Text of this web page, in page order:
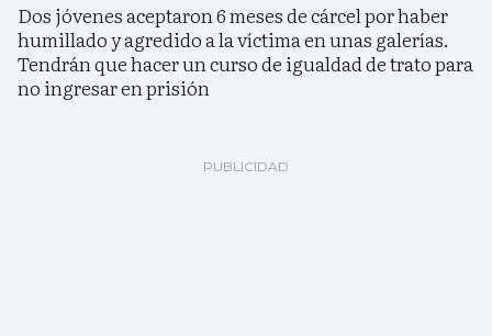
Dos jóvenes aceptaron 6 meses de cárcel por haber
humillado y agredido a la víctima en unas galerías.
Tendrán que hacer un curso de igualdad de trato para
no ingresar en prisión